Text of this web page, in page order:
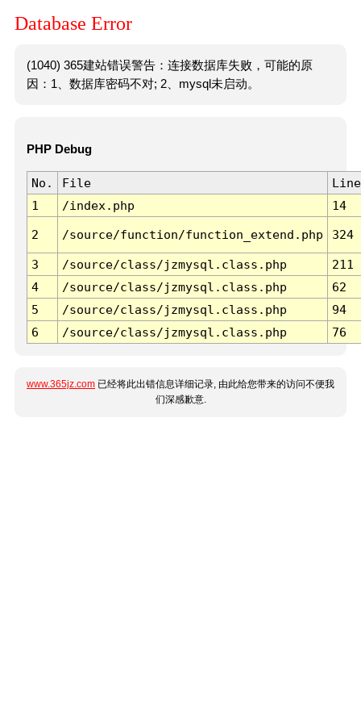
Database Error
(1040) 365建站错误警告：连接数据库失败，可能的原
因：1、数据库密码不对; 2、mysql未启动。
PHP Debug
No. File
Line
1
/index.php 14
2 /source/function/function_extend.php 324
3 /source/class/jzmysql.class.php
211
4
/source/class/jzmysql.class.php
62
5
/source/class/jzmysql.class.php
94
6
/source/class/jzmysql.class.php 76
www.365jz.com 已经将此出错信息详细记录, 由此给您带来的访问不便我
们深感歉意.